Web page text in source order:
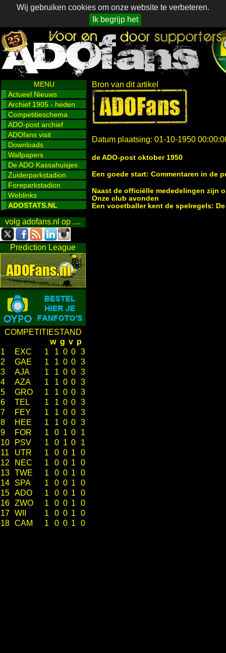
Wij gebruiken cookies om onze website te verbeteren.
Ik begrijp het
MENU
Actueel Nieuws
Archief 1905 - heden
Competitieschema
ADO-post archief
ADOfans visit
Downloads
Wallpapers
De ADO Kassahuisjes
Zuiderparkstadion
Foreparkstadion
Weblinks
ADOSTATS.NL
volg adofans.nl op ....
Prediction League
COMPETITIESTAND
w g v p
1
EXC 1 1 0 0 3
2
GAE 1 1 0 0 3
3
AJA 1 1 0 0 3
4
AZA 1 1 0 0 3
5
GRO 1 1 0 0 3
6
TEL 1 1 0 0 3
7
FEY 1 1 0 0 3
8
HEE 1 1 0 0 3
9
FOR 1 0 1 0
1
10
PSV 1 0 1 0
1
11
UTR 1 0 0 1
0
12
NEC 1 0 0 1
0
13 TWE 1 0 0 1
0
14
SPA 1 0 0 1
0
15 ADO 1 0 0 1
0
16 ZWO 1 0 0 1
0
17 WII 1 0 0 1
0
18 CAM 1 0 0 1 0
Bron van dit artikel
Datum plaatsing: 01-10-1950
de ADO-post oktober 1950
Een goede start: Commentaren in de
Naast de officiëlle mededelingen zijn
Onze club avonden
Een vooetballer kent de spelregels: